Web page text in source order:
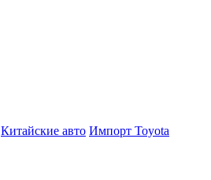
Китайские авто Импорт Toyota